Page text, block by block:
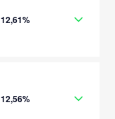
12,61%
12,56%